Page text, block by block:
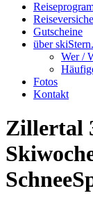
Gutscheine
über
Wer /
Fotos
Kontakt
Zillertal